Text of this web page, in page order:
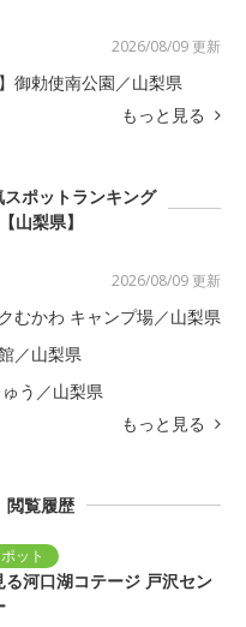
2026/08/09 更新
御勅使南公園／山梨県
もっと見る
スポットランキング
【山梨県】
2026/08/09 更新
むかわ キャンプ場／山梨県
／山梨県
う／山梨県
もっと見る
閲覧履歴
る河口湖コテージ 戸沢セン